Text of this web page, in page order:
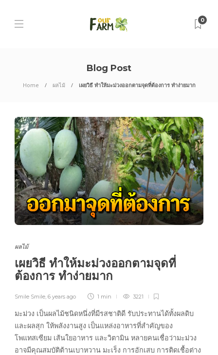
0
Blog Post
Home ผลไม้ เผยวิธี ทำให้มะม่วงออกตามจุดที่ต้องการ ทำง่ายมาก
ผลไม้
เผยวิธี ทำให้มะม่วงออกตามจุดที่
ต้องการ ทำง่ายมาก
Smile Smile 6 years ago 1 min 3221
มะม่วง เป็นผลไม้ชนิดหนึ่งที่มีรสชาติดี รับประทานได้ทั้งผลดิบ
และผลสุก ให้พลังงานสูง เป็นแหล่งอาหารที่สำคัญของ
โพแทสเซียม เส้นใยอาหาร และวิตามิน หลายคนเชื่อว่ามะม่วง
อาจมีคุณสมบัติต้านเบาหวาน มะเร็ง การอักเสบ การติดเชื้อต่าง